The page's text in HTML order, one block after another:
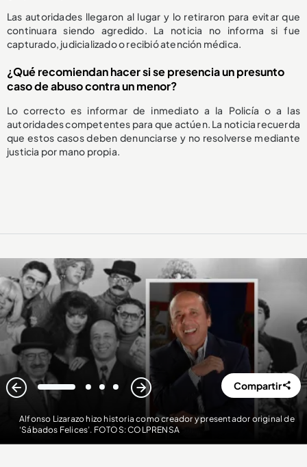
Las autoridades llegaron al lugar y lo retiraron para evitar que
continuara siendo agredido. La noticia no informa si fue
capturado, judicializado o recibió atención médica.
¿Qué recomiendan hacer si se presencia un presunto
caso de abuso contra un menor?
Lo correcto es informar de inmediato a la Policía o a las
autoridades competentes para que actúen. La noticia recuerda
que estos casos deben denunciarse y no resolverse mediante
justicia por mano propia.
Alfonso Lizarazo hizo historia como creador y presentador original de
‘Sábados Felices’. FOTOS: COLPRENSA
1 2 3 4 Compartir